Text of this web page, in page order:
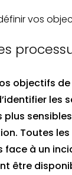
vos
objectifs
les
Toutes
face à un
être